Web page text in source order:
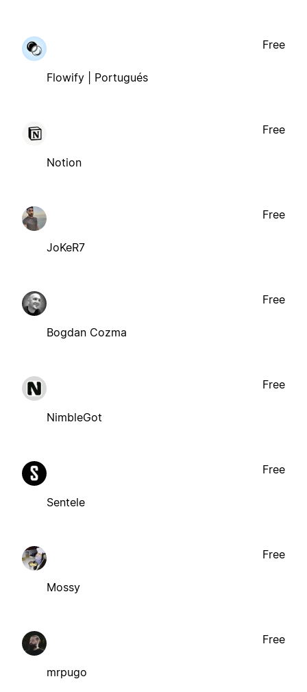
Flowify | Portugués
Free
Notion
Free
JoKeR7
Free
Bogdan Cozma
Free
NimbleGot
Free
Sentele
Free
Mossy
Free
mrpugo
Free